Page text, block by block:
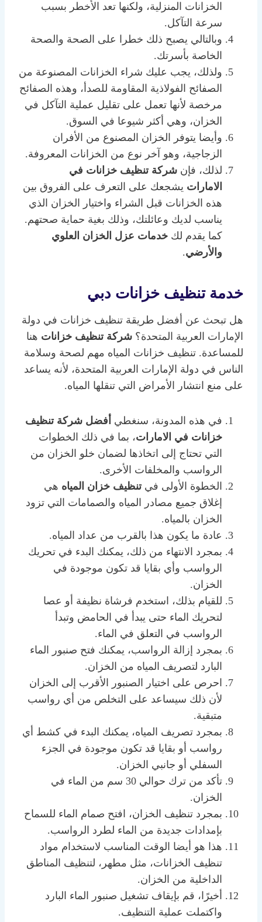
الخزانات المنزلية، ولكنها تعد الأخطر بسبب
سرعة التآكل.
وبالتالي يصبح ذلك خطرا على الصحة والصحة
الخاصة بأسرتك.
ولذلك، يجب عليك شراء الخزانات المصنوعة من
الصفائح الفولاذية المقاومة للصدأ، وهذه الصفائح
مرخصة لأنها تعمل على تقليل عملية التآكل في
الخزان، وهي أكثر شيوعا في السوق.
وأيضا يتوفر الخزان المصنوع من الأفران
الزجاجية، وهو آخر نوع من الخزانات المعروفة.
لذلك، فإن شركة تنظيف خزانات في
الامارات يشجعك على التعرف على الفروق بين
هذه الخزانات قبل الشراء واختيار الخزان الذي
يناسب لديك وعائلتك، وذلك بغية حماية صحتهم.
كما يقدم لك خدمات عزل الخزان العلوي
والأرضي.
خدمة تنظيف خزانات دبي
هل تبحث عن أفضل طريقة تنظيف خزانات في دولة
الإمارات العربية المتحدة؟ شركة تنظيف خزانات هنا
للمساعدة. تنظيف خزانات المياه مهم لصحة وسلامة
الناس في دولة الإمارات العربية المتحدة، لأنه يساعد
على منع انتشار الأمراض التي تنقلها المياه.
في هذه المدونة، سنغطي أفضل شركة تنظيف
خزانات في الامارات، بما في ذلك الخطوات
التي تحتاج إلى اتخاذها لضمان خلو الخزان من
الرواسب والمخلفات الأخرى.
الخطوة الأولى فيتنظيف خزان المياه هي
إغلاق جميع مصادر المياه والصمامات التي تزود
الخزان بالمياه.
عادة ما يكون هذا بالقرب من عداد المياه.
بمجرد الانتهاء من ذلك، يمكنك البدء في تحريك
الرواسب وأي بقايا قد تكون موجودة في
الخزان.
للقيام بذلك، استخدم فرشاة نظيفة أو عصا
لتحريك الماء حتى يبدأ في الحامض وتبدأ
الرواسب في التعلق في الماء.
بمجرد إزالة الرواسب، يمكنك فتح صنبور الماء
البارد لتصريف المياه من الخزان.
احرص على اختيار الصنبور الأقرب إلى الخزان
لأن ذلك سيساعد على التخلص من أي رواسب
متبقية.
بمجرد تصريف المياه، يمكنك البدء في كشط أي
رواسب أو بقايا قد تكون موجودة في الجزء
السفلي أو جانبي الخزان.
تأكد من ترك حوالي 30 سم من الماء في
الخزان.
بمجرد تنظيف الخزان، افتح صمام الماء للسماح
بإمدادات جديدة من الماء لطرد الرواسب.
هذا هو أيضا الوقت المناسب لاستخدام مواد
تنظيف الخزانات، مثل مطهر، لتنظيف المناطق
الداخلية من الخزان.
أخيرًا، قم بإيقاف تشغيل صنبور الماء البارد
واكتملت عملية التنظيف.